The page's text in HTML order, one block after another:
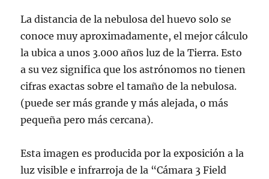
La distancia de la nebulosa del huevo solo se
conoce muy aproximadamente, el mejor cálculo
la ubica a unos 3.000 años luz de la Tierra. Esto
a su vez significa que los astrónomos no tienen
cifras exactas sobre el tamaño de la nebulosa.
(puede ser más grande y más alejada, o más
pequeña pero más cercana).
Esta imagen es producida por la exposición a la
luz visible e infrarroja de la “Cámara 3 Field